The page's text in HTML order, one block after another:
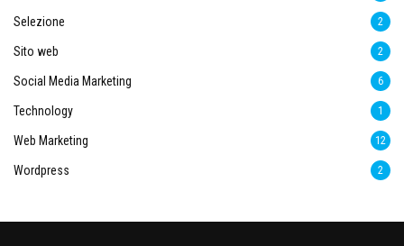
Selezione 2
Sito web 2
Social Media Marketing 6
Technology 1
Web Marketing 12
Wordpress 2